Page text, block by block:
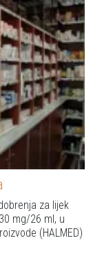
za lijek
mg/26 ml, u
(HALMED)